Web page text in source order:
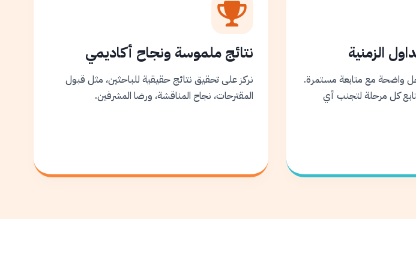
الزمنية
واضحة مع متابعة مستمرة.
كل مرحلة لتجنب أي
نتائج ملموسة ونجاح أكاديمي
نركز على تحقيق نتائج حقيقية للباحثين، مثل قبول
المقترحات، نجاح المناقشة، ورضا المشرفين.